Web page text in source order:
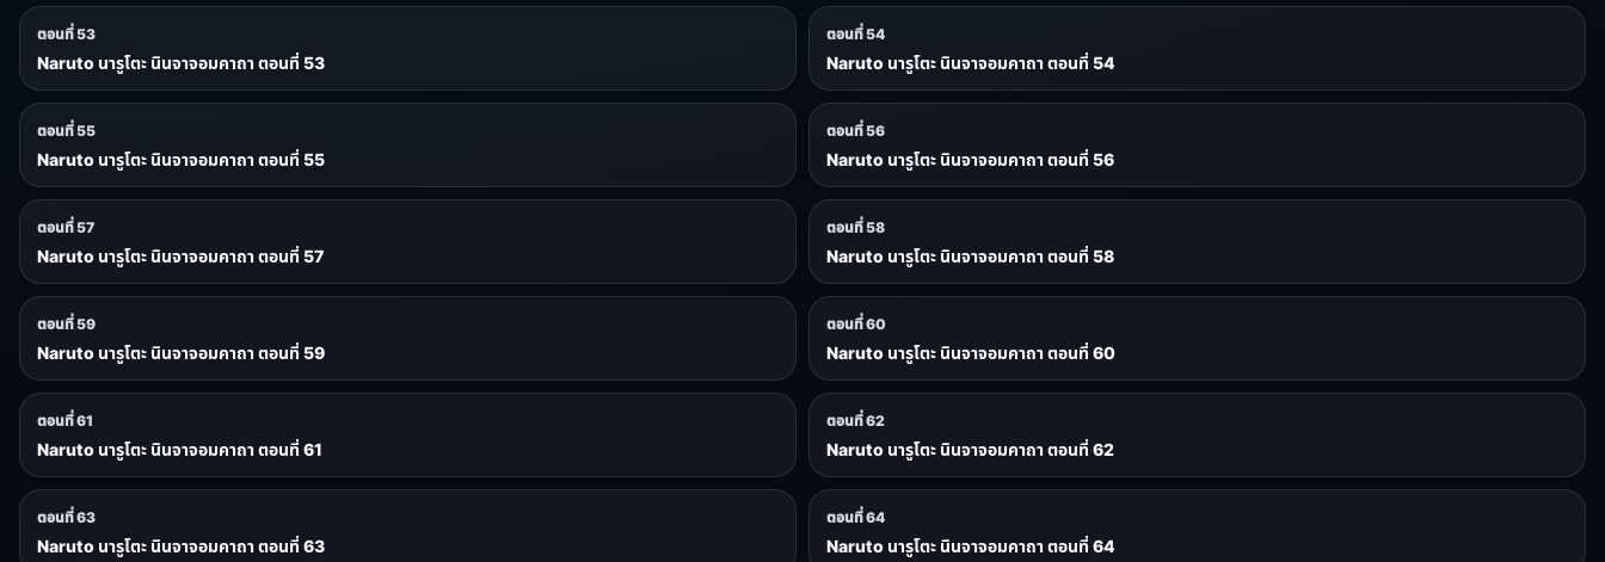
ตอนที่ 53
Naruto นารูโตะ นินจาจอมคาถา ตอนที่ 53
ตอนที่ 54
Naruto นารูโตะ นินจาจอมคาถา ตอนที่ 54
ตอนที่ 55
Naruto นารูโตะ นินจาจอมคาถา ตอนที่ 55
ตอนที่ 56
Naruto นารูโตะ นินจาจอมคาถา ตอนที่ 56
ตอนที่ 57
Naruto นารูโตะ นินจาจอมคาถา ตอนที่ 57
ตอนที่ 58
Naruto นารูโตะ นินจาจอมคาถา ตอนที่ 58
ตอนที่ 59
Naruto นารูโตะ นินจาจอมคาถา ตอนที่ 59
ตอนที่ 60
Naruto นารูโตะ นินจาจอมคาถา ตอนที่ 60
ตอนที่ 61
Naruto นารูโตะ นินจาจอมคาถา ตอนที่ 61
ตอนที่ 62
Naruto นารูโตะ นินจาจอมคาถา ตอนที่ 62
ตอนที่ 63
Naruto นารูโตะ นินจาจอมคาถา ตอนที่ 63
ตอนที่ 64
Naruto นารูโตะ นินจาจอมคาถา ตอนที่ 64